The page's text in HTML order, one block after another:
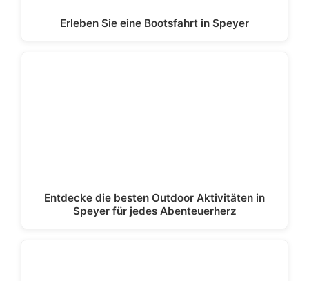
Erleben Sie eine Bootsfahrt in Speyer
Entdecke die besten Outdoor Aktivitäten in
Speyer für jedes Abenteuerherz